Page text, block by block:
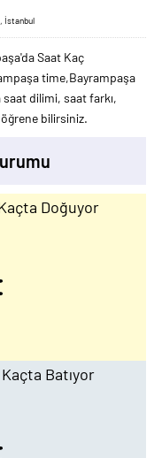
İstanbul
Saat Kaç
time,Bayrampaşa
dilimi, saat farkı,
bilirsiniz.
Doğuyor
Batıyor